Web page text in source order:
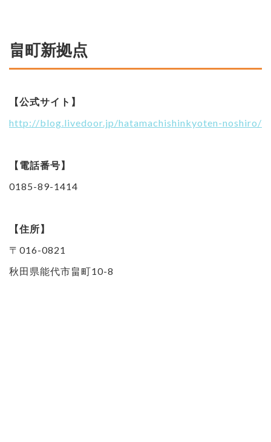
畠町新拠点
【公式サイト】
http://blog.livedoor.jp/hatamachishinkyoten-noshiro/
【電話番号】
0185-89-1414
【住所】
〒016-0821
秋田県能代市畠町10-8